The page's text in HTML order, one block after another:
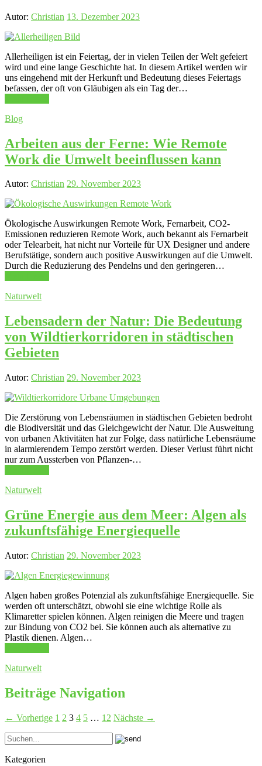
Autor: Christian 13. Dezember 2023
Allerheiligen ist ein Feiertag, der in vielen Teilen der Welt gefeiert
wird und eine lange Geschichte hat. In diesem Artikel werden wir
uns eingehend mit der Herkunft und Bedeutung dieses Feiertags
befassen, der oft von Gläubigen als ein Tag der…
Blog
Arbeiten aus der Ferne: Wie Remote
Work die Umwelt beeinflussen kann
Autor: Christian 29. November 2023
Ökologische Auswirkungen Remote Work, Fernarbeit, CO2-
Emissionen reduzieren Remote Work, auch bekannt als Fernarbeit
oder Telearbeit, hat nicht nur Vorteile für UX Designer und andere
Berufstätige, sondern auch positive Auswirkungen auf die Umwelt.
Durch die Reduzierung des Pendelns und den geringeren…
Naturwelt
Lebensadern der Natur: Die Bedeutung
von Wildtierkorridoren in städtischen
Gebieten
Autor: Christian 29. November 2023
Die Zerstörung von Lebensräumen in städtischen Gebieten bedroht
die Biodiversität und das Gleichgewicht der Natur. Die Ausweitung
von urbanen Aktivitäten hat zur Folge, dass natürliche Lebensräume
in alarmierendem Tempo zerstört werden. Dieser Verlust führt nicht
nur zum Aussterben von Pflanzen-…
Naturwelt
Grüne Energie aus dem Meer: Algen als
zukunftsfähige Energiequelle
Autor: Christian 29. November 2023
Algen haben großes Potenzial als zukunftsfähige Energiequelle. Sie
werden oft unterschätzt, obwohl sie eine wichtige Rolle als
Klimaretter spielen können. Algen reinigen die Meere und tragen
zur Bindung von CO2 bei. Sie können auch als alternative zu
Plastik dienen. Algen…
Naturwelt
Beiträge Navigation
← Vorherige 1 2 3 4 5 … 12 Nächste →
Kategorien